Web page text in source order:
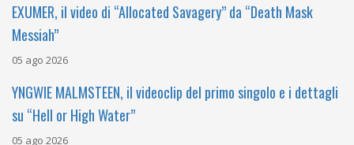
EXUMER, il video di “Allocated Savagery” da “Death Mask
Messiah”
05 ago 2026
YNGWIE MALMSTEEN, il videoclip del primo singolo e i dettagli
su “Hell or High Water”
05 ago 2026